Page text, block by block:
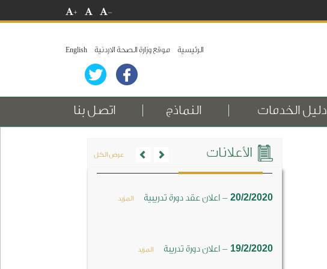
-
+
الرئيسية موقع وزارة الصحة الاردنية English
دليل الخدمات النماذج اتصل بنا
الأعلانات عرض الكل
20/2/2020
- اعلان عقد دورة تدريبية المزيد
19/2/2020
- اعلان دورة تدريبة المزيد